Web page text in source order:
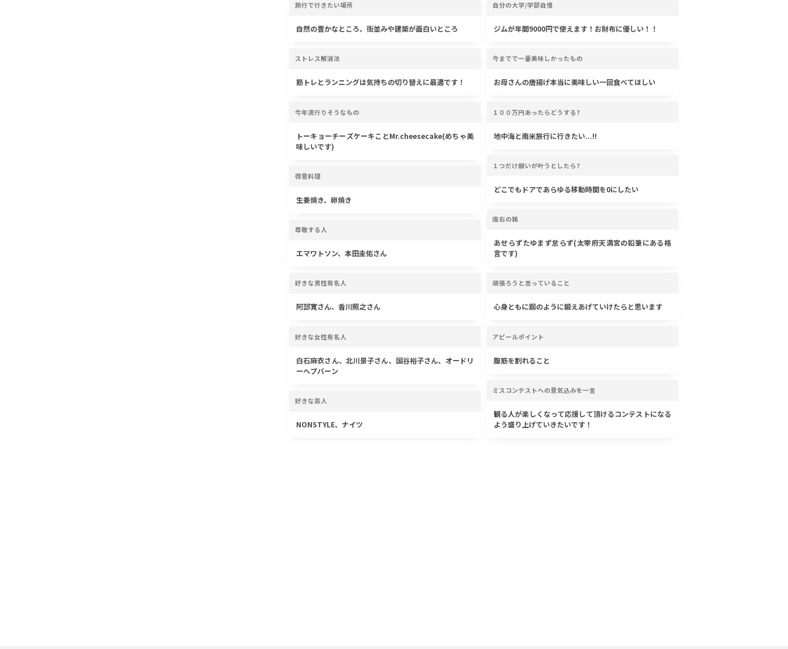
旅行で行きたい場所
自然の豊かなところ、街並みや建築が面白いところ
ストレス解消法
筋トレとランニングは気持ちの切り替えに最適です！
今年流行りそうなもの
トーキョーチーズケーキことMr.cheesecake(めちゃ美
味しいです)
得意料理
生姜焼き、卵焼き
尊敬する人
エマワトソン、本田圭佑さん
好きな男性有名人
阿部寛さん、香川照之さん
好きな女性有名人
白石麻衣さん、北川景子さん、国谷裕子さん、オードリ
ーヘプバーン
好きな芸人
NONSTYLE、ナイツ
自分の大学/学部自慢
ジムが年間9000円で使えます！お財布に優しい！！
今までで一番美味しかったもの
お母さんの唐揚げ本当に美味しい一回食べてほしい
１００万円あったらどうする?
地中海と南米旅行に行きたい...!!
１つだけ願いが叶うとしたら?
どこでもドアであらゆる移動時間を0にしたい
座右の銘
あせらずたゆまず怠らず(太宰府天満宮の鉛筆にある格
言です)
頑張ろうと思っていること
心身ともに鋼のように鍛えあげていけたらと思います
アピールポイント
腹筋を割れること
ミスコンテストへの意気込みを一言
観る人が楽しくなって応援して頂けるコンテストになる
よう盛り上げていきたいです！